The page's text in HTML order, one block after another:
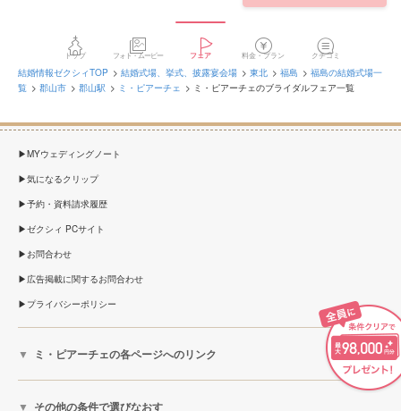
トップ フォト・ムービー フェア 料金・プラン クチコミ
結婚情報ゼクシィTOP 結婚式場、挙式、披露宴会場 東北 福島
福島の結婚式場一
覧
郡山市 郡山駅 ミ・ピアーチェ ミ・ピアーチェのブライダルフェア一覧
MYウェディングノート
気になるクリップ
予約・資料請求履歴
ゼクシィ PCサイト
お問合わせ
広告掲載に関するお問合わせ
プライバシーポリシー
ミ・ピアーチェの各ページへのリンク
その他の条件で選びなおす